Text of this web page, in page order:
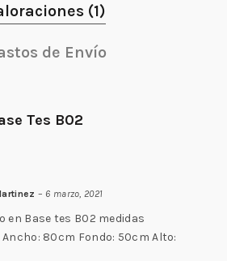
(1)
de Envío
Tes B02
– 6 marzo, 2021
en Base tes B02 medidas
Ancho: 80cm Fondo: 50cm Alto: